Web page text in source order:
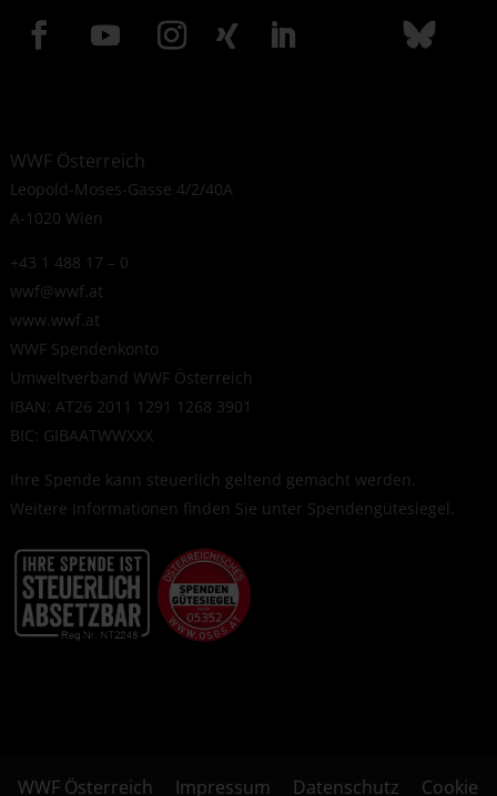
WWF Österreich
Leopold-Moses-Gasse 4/2/40A
A-1020 Wien
+43 1 488 17 – 0
wwf@wwf.at
www.wwf.at
WWF Spendenkonto
Umweltverband WWF Österreich
IBAN: AT26 2011 1291 1268 3901
BIC: GIBAATWWXXX
Ihre Spende kann steuerlich geltend gemacht werden.
Weitere Informationen finden Sie unter Spendengütesiegel.
WWF Österreich Impressum Datenschutz Cookie